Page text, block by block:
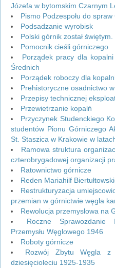
Józefa w bytomskim Czarnym
Pismo Podzespołu do
Podsadzanie wyrobisk
Polski górnik został
Pomocnik cieśli górniczego
Porządek pracy dla
Średnich
Porządek roboczy dla
Prehistoryczne osadnictwo
Przepisy technicznej
Przewietrzanie kopalń
Przyczynek Studenckiego
studentów Pionu Górniczego
St. Staszica w Krakowie w
Ramowa struktura
czterobrygadowej organizacji
Ratownictwo górnicze
Reden Mariahilf
Restrukturyzacja
przemian w górnictwie węgla
Rewolucja przemysłowa na
Roczne Sprawozdanie
Przemysłu Węglowego 1946
Roboty górnicze
Rozwój Zbytu Węgla z
dziesięcioleciu 1925-1935